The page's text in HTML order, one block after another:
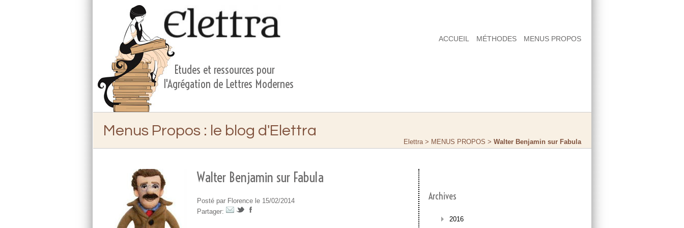
Etudes et ressources pour
l'Agrégation de Lettres Modernes
ACCUEIL MÉTHODES MENUS PROPOS
Menus Propos: le blog d'Elettra
Elettra > MENUS PROPOS > Walter Benjamin sur Fabula
Walter Benjamin sur Fabula
Posté par Florence le 15/02/2014
Partager:
Archives
2016